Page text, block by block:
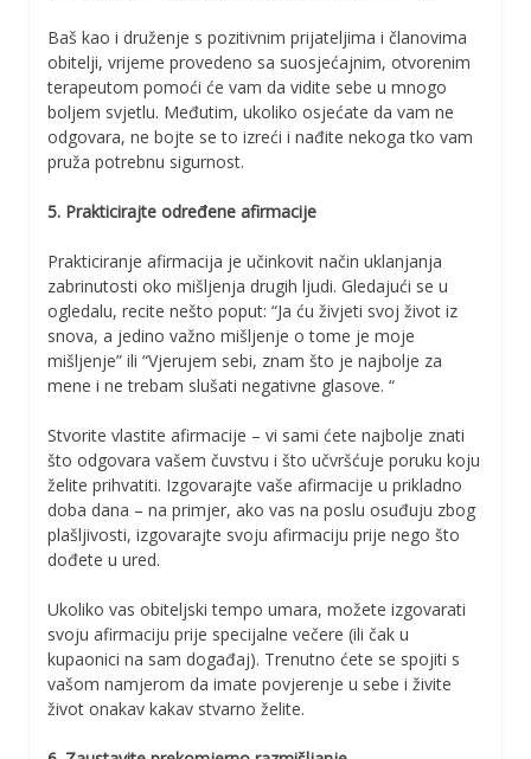
Baš kao i druženje s pozitivnim prijateljima i članovima
obitelji, vrijeme provedeno sa suosjećajnim, otvorenim
terapeutom pomoći će vam da vidite sebe u mnogo
boljem svjetlu. Međutim, ukoliko osjećate da vam ne
odgovara, ne bojte se to izreći i nađite nekoga tko vam
pruža potrebnu sigurnost.
5. Prakticirajte određene afirmacije
Prakticiranje afirmacija je učinkovit način uklanjanja
zabrinutosti oko mišljenja drugih ljudi. Gledajući se u
ogledalu, recite nešto poput: “Ja ću živjeti svoj život iz
snova, a jedino važno mišljenje o tome je moje
mišljenje” ili “Vjerujem sebi, znam što je najbolje za
mene i ne trebam slušati negativne glasove. “
Stvorite vlastite afirmacije – vi sami ćete najbolje znati
što odgovara vašem čuvstvu i što učvršćuje poruku koju
želite prihvatiti. Izgovarajte vaše afirmacije u prikladno
doba dana – na primjer, ako vas na poslu osuđuju zbog
plašljivosti, izgovarajte svoju afirmaciju prije nego što
dođete u ured.
Ukoliko vas obiteljski tempo umara, možete izgovarati
svoju afirmaciju prije specijalne večere (ili čak u
kupaonici na sam događaj). Trenutno ćete se spojiti s
vašom namjerom da imate povjerenje u sebe i živite
život onakav kakav stvarno želite.